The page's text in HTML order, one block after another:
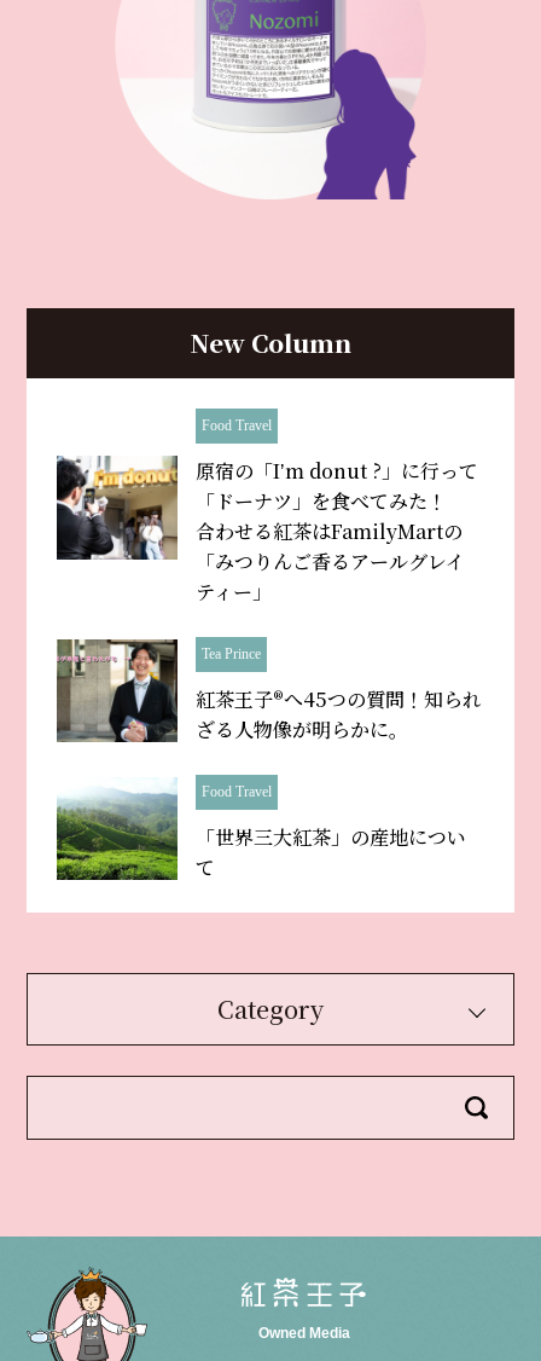
New Column
Food Travel
原宿の「Iʼm donut ?」に行って
「ドーナツ」を食べてみた！
合わせる紅茶はFamilyMartの
「みつりんご香るアールグレイ
ティー」
Tea Prince
紅茶王子®へ45つの質問！知られ
ざる人物像が明らかに。
Food Travel
「世界三大紅茶」の産地につい
て
Category
Owned Media